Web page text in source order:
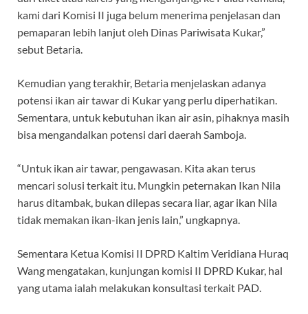
kami dari Komisi II juga belum menerima penjelasan dan
pemaparan lebih lanjut oleh Dinas Pariwisata Kukar,”
sebut Betaria.
Kemudian yang terakhir, Betaria menjelaskan adanya
potensi ikan air tawar di Kukar yang perlu diperhatikan.
Sementara, untuk kebutuhan ikan air asin, pihaknya masih
bisa mengandalkan potensi dari daerah Samboja.
“Untuk ikan air tawar, pengawasan. Kita akan terus
mencari solusi terkait itu. Mungkin peternakan Ikan Nila
harus ditambak, bukan dilepas secara liar, agar ikan Nila
tidak memakan ikan-ikan jenis lain,” ungkapnya.
Sementara Ketua Komisi II DPRD Kaltim Veridiana Huraq
Wang mengatakan, kunjungan komisi II DPRD Kukar, hal
yang utama ialah melakukan konsultasi terkait PAD.